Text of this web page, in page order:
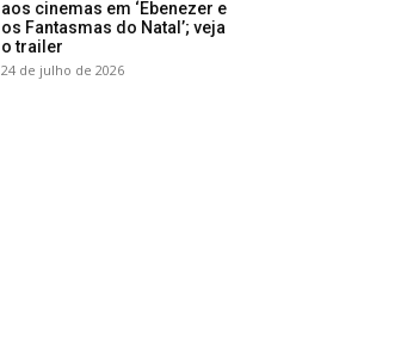
aos cinemas em ‘Ebenezer e
os Fantasmas do Natal’; veja
o trailer
24 de julho de 2026